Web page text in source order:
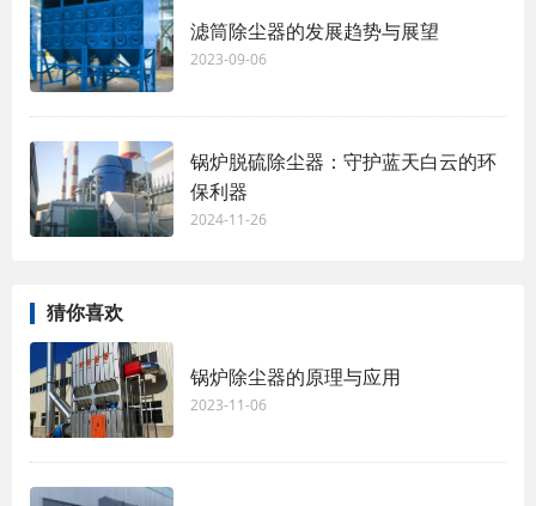
滤筒除尘器的发展趋势与展望
2023-09-06
锅炉脱硫除尘器：守护蓝天白云的环
保利器
2024-11-26
猜你喜欢
锅炉除尘器的原理与应用
2023-11-06